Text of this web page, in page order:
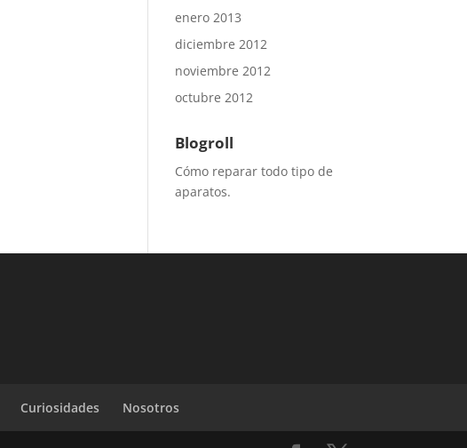
enero 2013
diciembre 2012
noviembre 2012
octubre 2012
Blogroll
Cómo reparar todo tipo de
aparatos.
Curiosidades Nosotros